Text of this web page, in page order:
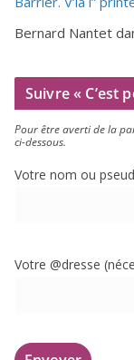
Bernard Nantet
Suivre « C’est
Pour être aver­ti de la
ci-dessous.
Votre nom ou
Votre @dresse